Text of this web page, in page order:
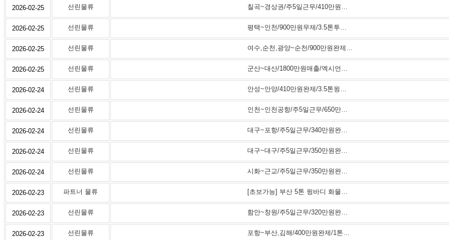
2026-02-25 선린물류
2026-02-25 선린물류
2026-02-25 선린물류
2026-02-25 선린물류
2026-02-24 선린물류
2026-02-24 선린물류
2026-02-24 선린물류
2026-02-24 선린물류
2026-02-24 선린물류
2026-02-23 파트너 물류
2026-02-23 선린물류
2026-02-23 선린물류